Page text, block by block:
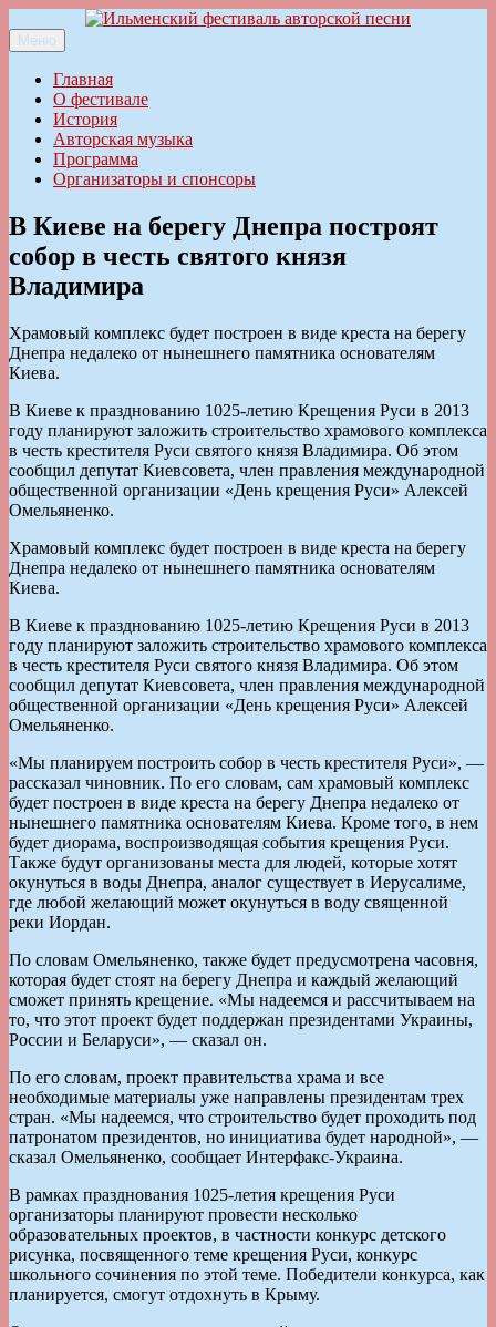
к
содержимому
Ильменский фестиваль авторской песни
Меню
Главная
О фестивале
История
Авторская музыка
Программа
Организаторы и спонсоры
В Киеве на берегу Днепра построят
собор в честь святого князя
Владимира
Храмовый комплекс будет построен в виде креста на берегу
Днепра недалеко от нынешнего памятника основателям
Киева.
В Киеве к празднованию 1025-летию Крещения Руси в 2013
году планируют заложить строительство храмового комплекса
в честь крестителя Руси святого князя Владимира. Об этом
сообщил депутат Киевсовета, член правления международной
общественной организации «День крещения Руси» Алексей
Омельяненко.
Храмовый комплекс будет построен в виде креста на берегу
Днепра недалеко от нынешнего памятника основателям
Киева.
В Киеве к празднованию 1025-летию Крещения Руси в 2013
году планируют заложить строительство храмового комплекса
в честь крестителя Руси святого князя Владимира. Об этом
сообщил депутат Киевсовета, член правления международной
общественной организации «День крещения Руси» Алексей
Омельяненко.
«Мы планируем построить собор в честь крестителя Руси», —
рассказал чиновник. По его словам, сам храмовый комплекс
будет построен в виде креста на берегу Днепра недалеко от
нынешнего памятника основателям Киева. Кроме того, в нем
будет диорама, воспроизводящая события крещения Руси.
Также будут организованы места для людей, которые хотят
окунуться в воды Днепра, аналог существует в Иерусалиме,
где любой желающий может окунуться в воду священной
реки Иордан.
По словам Омельяненко, также будет предусмотрена часовня,
которая будет стоят на берегу Днепра и каждый желающий
сможет принять крещение. «Мы надеемся и рассчитываем на
то, что этот проект будет поддержан президентами Украины,
России и Беларуси», — сказал он.
По его словам, проект правительства храма и все
необходимые материалы уже направлены президентам трех
стран. «Мы надеемся, что строительство будет проходить под
патронатом президентов, но инициатива будет народной», —
сказал Омельяненко, сообщает Интерфакс-Украина.
В рамках празднования 1025-летия крещения Руси
организаторы планируют провести несколько
образовательных проектов, в частности конкурс детского
рисунка, посвященного теме крещения Руси, конкурс
школьного сочинения по этой теме. Победители конкурса, как
планируется, смогут отдохнуть в Крыму.